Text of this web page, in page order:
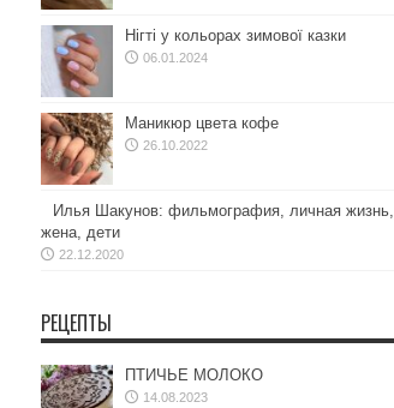
Нігті у кольорах зимової казки
06.01.2024
Маникюр цвета кофе
26.10.2022
Илья Шакунов: фильмография, личная жизнь,
жена, дети
22.12.2020
РЕЦЕПТЫ
ПТИЧЬЕ МОЛОКО
14.08.2023